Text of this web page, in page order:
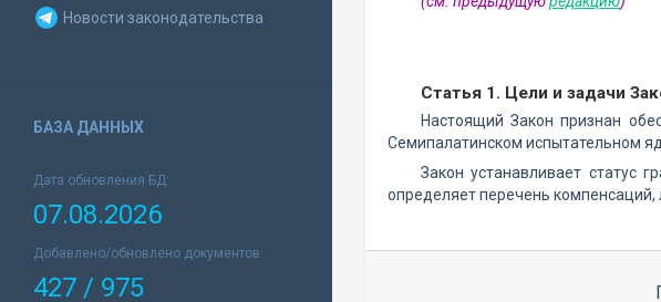
Новости законодательства
БАЗА ДАННЫХ
Дата обновления БД:
07.08.2026
Добавлено/обновлено документов:
427 / 975
Статья 1. Цели и задачи
Настоящий Закон признан
Семипалатинском испытательном
Закон устанавливает статус
определяет перечень компенсаций,